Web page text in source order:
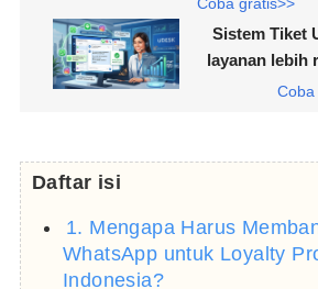
Sistem Tiket
layanan lebih
Coba
Daftar isi
1. Mengapa Harus
WhatsApp untuk Loyalty
Indonesia?